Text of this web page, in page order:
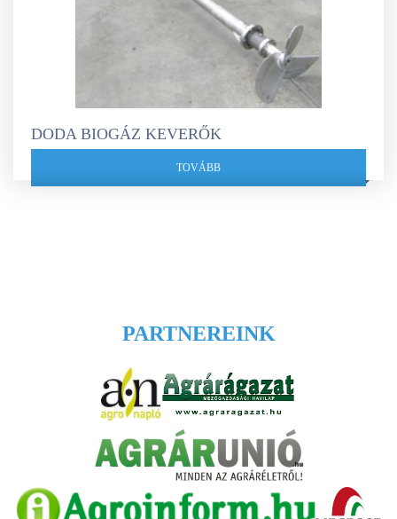
DODA BIOGÁZ KEVERŐK
TOVÁBB
PARTNEREINK